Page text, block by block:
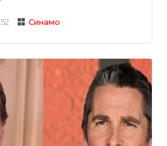
52 Синамо